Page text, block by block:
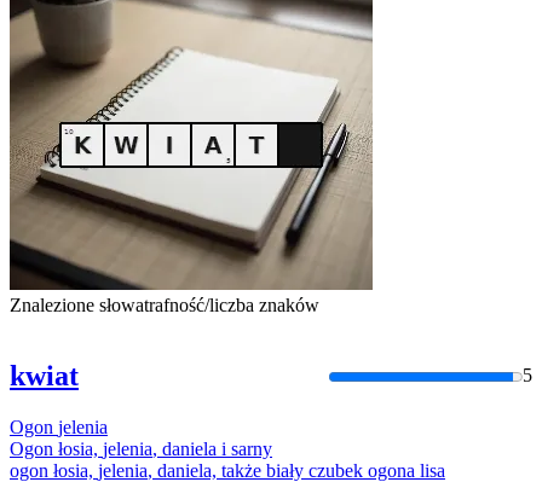
Znalezione słowatrafność/liczba znaków
kwiat 5
Ogon jelenia
Ogon łosia, jelenia, daniela i sarny
ogon łosia, jelenia, daniela, także biały czubek ogona lisa